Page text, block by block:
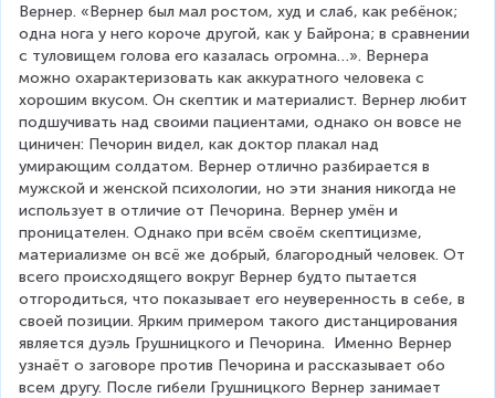
Вернер. «Вернер был мал ростом, худ и слаб, как ребёнок;
одна нога у него короче другой, как у Байрона; в сравнении
с туловищем голова его казалась огромна…». Вернера
можно охарактеризовать как аккуратного человека с
хорошим вкусом. Он скептик и материалист. Вернер любит
подшучивать над своими пациентами, однако он вовсе не
циничен: Печорин видел, как доктор плакал над
умирающим солдатом. Вернер отлично разбирается в
мужской и женской психологии, но эти знания никогда не
использует в отличие от Печорина. Вернер умён и
проницателен. Однако при всём своём скептицизме,
материализме он всё же добрый, благородный человек. От
всего происходящего вокруг Вернер будто пытается
отгородиться, что показывает его неуверенность в себе, в
своей позиции. Ярким примером такого дистанцирования
является дуэль Грушницкого и Печорина.  Именно Вернер
узнаёт о заговоре против Печорина и рассказывает обо
всем другу. После гибели Грушницкого Вернер занимает